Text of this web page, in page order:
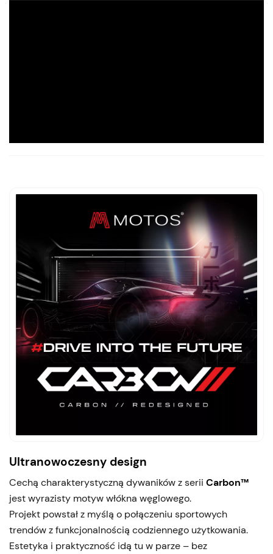
Ultranowoczesny design
Cechą charakterystyczną dywaników z serii Carbon™
jest wyrazisty motyw włókna węglowego.
Projekt powstał z myślą o połączeniu sportowych
trendów z funkcjonalnością codziennego użytkowania.
Estetyka i praktyczność idą tu w parze – bez